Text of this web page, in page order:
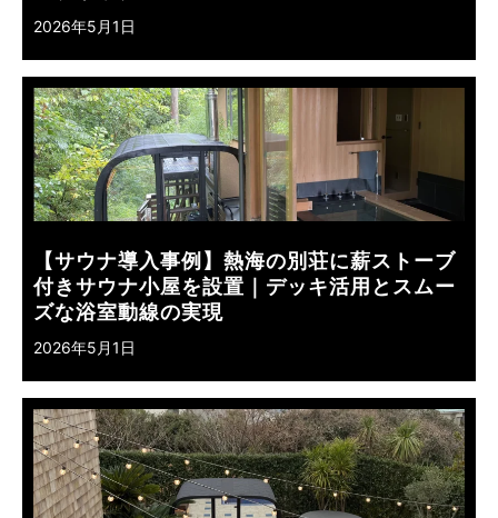
2026年5月1日
【サウナ導入事例】熱海の別荘に薪ストーブ
付きサウナ小屋を設置｜デッキ活用とスムー
ズな浴室動線の実現
2026年5月1日